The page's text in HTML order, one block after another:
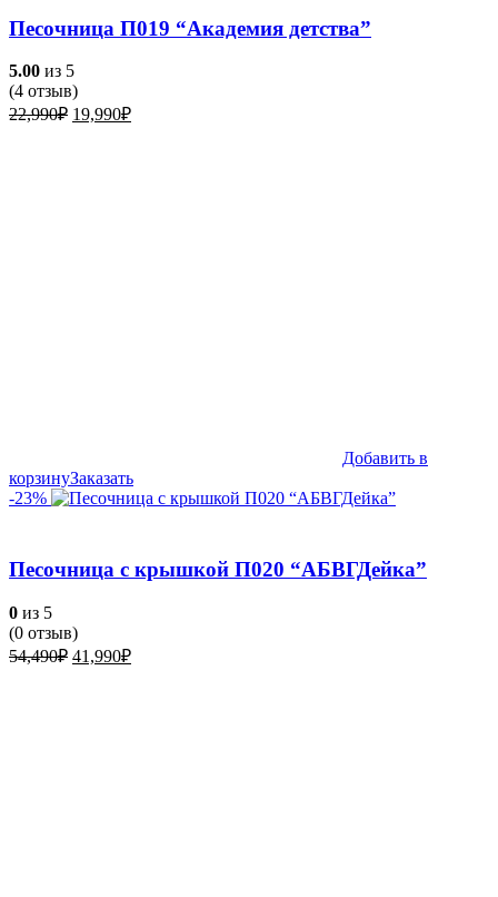
Песочница П019 “Академия детства”
5.00 из 5
(4 отзыв)
22,990₽ Первоначальная
19,990₽Текущая
Добавить в
корзинуЗаказать
-23%
Песочница с крышкой П020 “АБВГДейка”
0 из 5
(0 отзыв)
54,490₽ Первоначальная
41,990₽Текущая